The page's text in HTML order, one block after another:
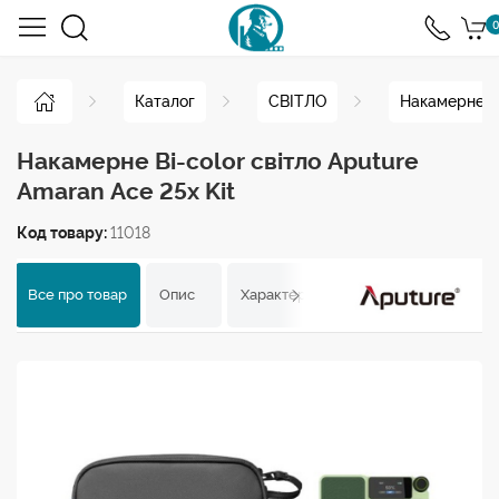
0
Каталог СВІТЛО Накамерне
Накамерне Bi-color світло Aputure
Amaran Ace 25x Kit
Код товару:11018
Все про товар Опис Характеристики Відгуки